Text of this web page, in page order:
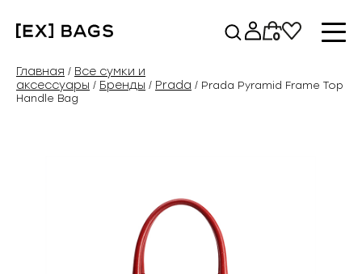
содержимому
0
Главная / Все сумки и
аксессуары / Бренды / Prada / Prada Pyramid Frame Top
Handle Bag